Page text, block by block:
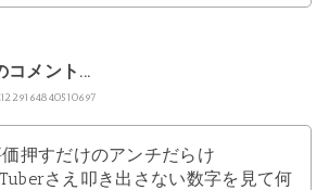
コメント...
押すだけのアンチだらけ
さえ叩き出さない数字を見て何